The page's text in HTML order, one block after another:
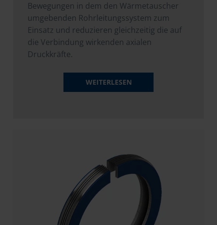
Bewegungen in dem den Wärmetauscher
umgebenden Rohrleitungssystem zum
Einsatz und reduzieren gleichzeitig die auf
die Verbindung wirkenden axialen
Druckkräfte.
WEITERLESEN